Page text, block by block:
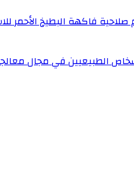
فاكهة البطيخ الأحمر
الطبيعيين في مجال